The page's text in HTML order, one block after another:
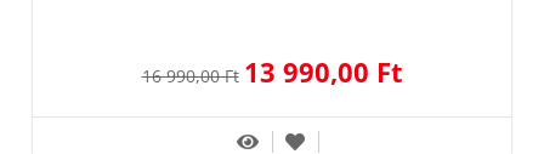
16 990,00 Ft 13 990,00 Ft